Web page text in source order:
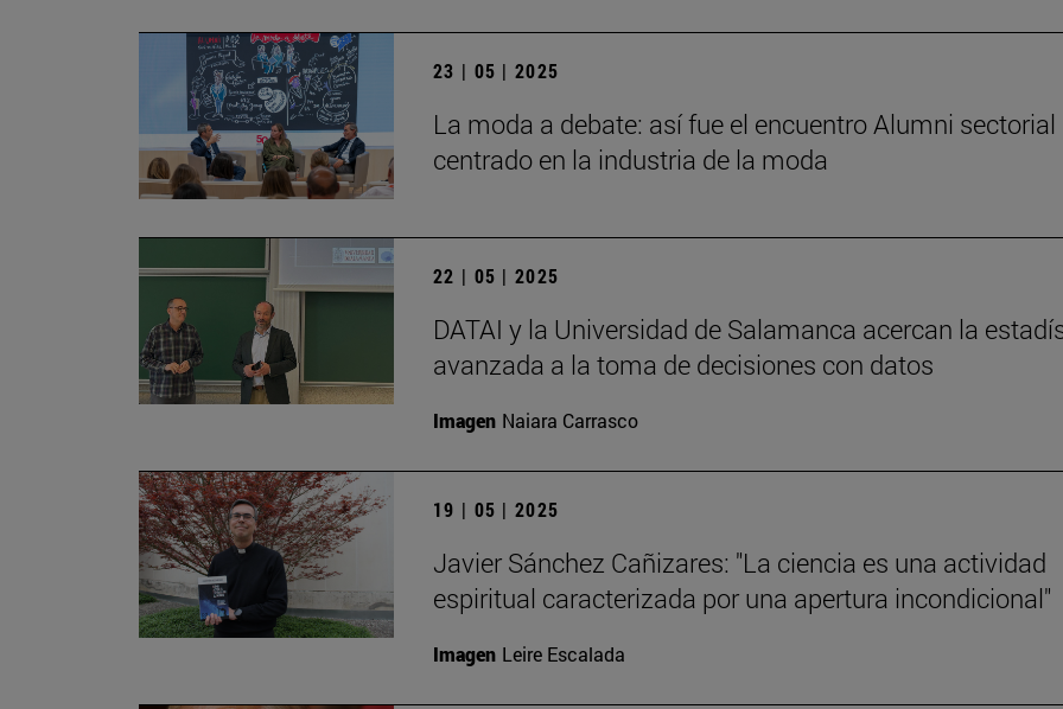
23 | 05 | 2025
La moda a debate: así fue el encuentro Alumni sectorial
centrado en la industria de la moda
22 | 05 | 2025
DATAI y la Universidad de Salamanca acercan la
avanzada a la toma de decisiones con datos
Imagen Naiara Carrasco
19 | 05 | 2025
Javier Sánchez Cañizares: "La ciencia es una actividad
espiritual caracterizada por una apertura incondicional"
Imagen Leire Escalada